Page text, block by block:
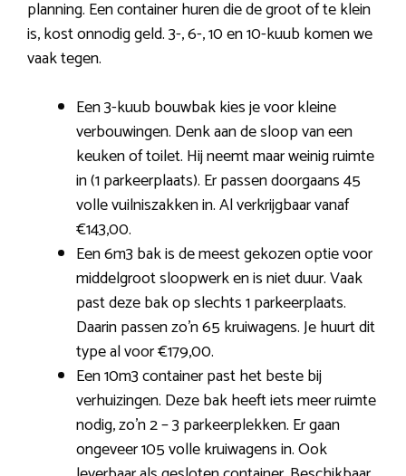
planning. Een container huren die de groot of te klein
is, kost onnodig geld. 3-, 6-, 10 en 10-kuub komen we
vaak tegen.
Een 3-kuub bouwbak kies je voor kleine
verbouwingen. Denk aan de sloop van een
keuken of toilet. Hij neemt maar weinig ruimte
in (1 parkeerplaats). Er passen doorgaans 45
volle vuilniszakken in. Al verkrijgbaar vanaf
€143,00.
Een 6m3 bak is de meest gekozen optie voor
middelgroot sloopwerk en is niet duur. Vaak
past deze bak op slechts 1 parkeerplaats.
Daarin passen zo’n 65 kruiwagens. Je huurt dit
type al voor €179,00.
Een 10m3 container past het beste bij
verhuizingen. Deze bak heeft iets meer ruimte
nodig, zo’n 2 – 3 parkeerplekken. Er gaan
ongeveer 105 volle kruiwagens in. Ook